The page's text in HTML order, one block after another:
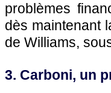
problèmes
dès maintenant
de Williams,
3. Carboni, un